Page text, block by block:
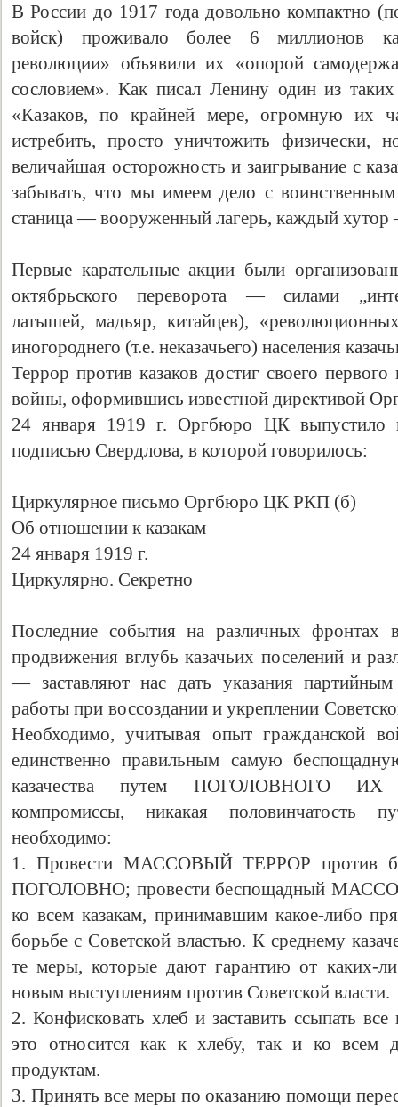
В России до 1917 года довольно компактно
войск) проживало более 6 миллионов
революции» объявили их «опорой
сословием». Как писал Ленину один из
«Казаков, по крайней мере, огромную их
истребить, просто уничтожить физически,
величайшая осторожность и заигрывание с
забывать, что мы имеем дело с
станица — вооруженный лагерь, каждый хутор
Первые карательные акции были
октябрьского переворота — силами
латышей, мадьяр, китайцев),
иногороднего (т.е. неказачьего) населения
Террор против казаков достиг своего
войны, оформившись известной директивой
24 января 1919 г. Оргбюро ЦК выпустило
подписью Свердлова, в которой говорилось:
Циркулярное письмо Оргбюро ЦК РКП (б)
Об отношении к казакам
24 января 1919 г.
Циркулярно. Секретно
Последние события на различных
продвижения вглубь казачьих поселений и
— заставляют нас дать указания
работы при воссоздании и укреплении
Необходимо, учитывая опыт гражданской
единственно правильным самую
казачества путем ПОГОЛОВНОГО
компромиссы, никакая половинчатость
необходимо:
1. Провести МАССОВЫЙ ТЕРРОР против
ПОГОЛОВНО; провести беспощадный
ко всем казакам, принимавшим какое-либо
борьбе с Советской властью. К среднему
те меры, которые дают гарантию от каких-
новым выступлениям против Советской власти.
2. Конфисковать хлеб и заставить ссыпать
это относится как к хлебу, так и ко всем
продуктам.
3. Принять все меры по оказанию помощи